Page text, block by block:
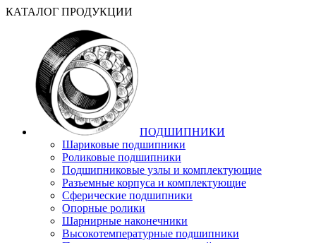
КАТАЛОГ ПРОДУКЦИИ
ПОДШИПНИКИ
Шариковые подшипники
Роликовые подшипники
Подшипниковые узлы и комплектующие
Разъемные корпуса и комплектующие
Сферические подшипники
Опорные ролики
Шарнирные наконечники
Высокотемпературные подшипники